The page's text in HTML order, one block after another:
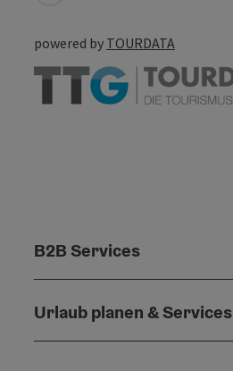
powered by TOURDATA
B2B Services
Urlaub planen & Services